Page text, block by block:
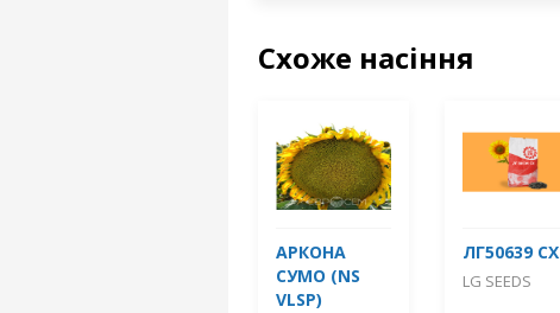
Схоже насіння
АРКОНА
СУМО (NS
VLSP)
ЛГ50639 СХ
LG SEEDS